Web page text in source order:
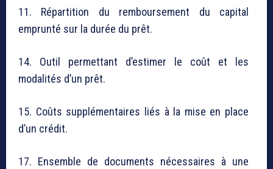
11. Répartition du remboursement du capital
emprunté sur la durée du prêt.
14. Outil permettant d’estimer le coût et les
modalités d’un prêt.
15. Coûts supplémentaires liés à la mise en place
d’un crédit.
17. Ensemble de documents nécessaires à une